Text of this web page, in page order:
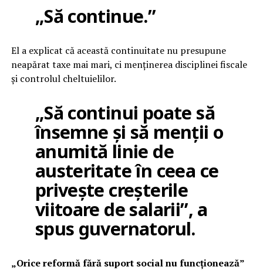
„Să continue.”
El a explicat că această continuitate nu presupune
neapărat taxe mai mari, ci menținerea disciplinei fiscale
și controlul cheltuielilor.
„Să continui poate să
însemne și să menții o
anumită linie de
austeritate în ceea ce
privește creșterile
viitoare de salarii”, a
spus guvernatorul.
„Orice reformă fără suport social nu funcționează”